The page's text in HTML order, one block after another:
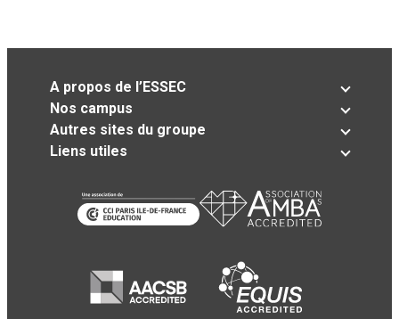
A propos de l’ESSEC
Nos campus
Autres sites du groupe
Liens utiles